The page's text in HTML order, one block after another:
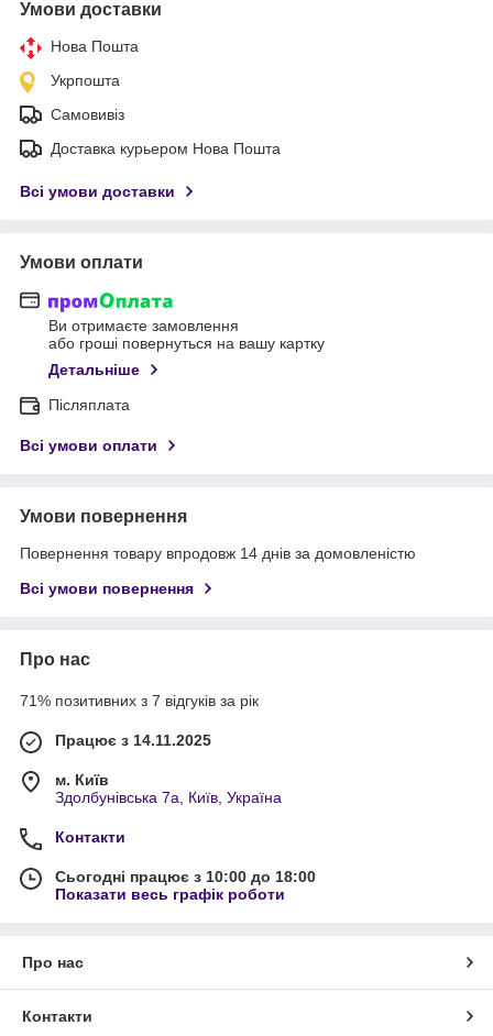
Умови доставки
Нова Пошта
Укрпошта
Самовивіз
Доставка курьером Нова Пошта
Всі умови доставки
Умови оплати
Ви отримаєте замовлення
або гроші повернуться на вашу картку
Детальніше
Післяплата
Всі умови оплати
Умови повернення
Повернення товару впродовж 14 днів за домовленістю
Всі умови повернення
Про нас
71% позитивних з 7 відгуків за рік
Працює з 14.11.2025
м. Київ
Здолбунівська 7а, Київ, Україна
Контакти
Сьогодні працює з 10:00 до 18:00
Показати весь графік роботи
Про нас
Контакти